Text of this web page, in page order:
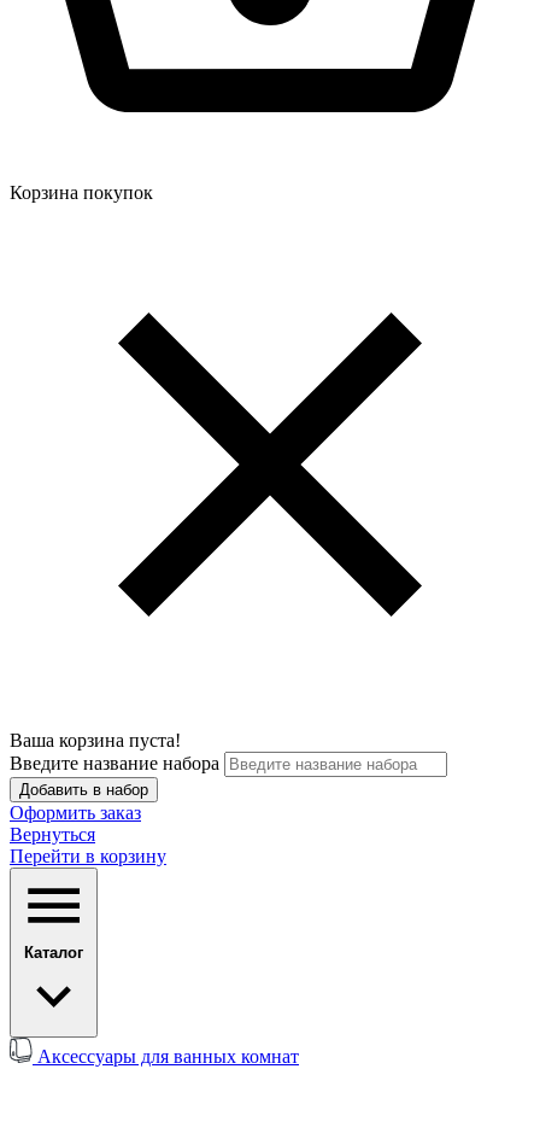
Корзина покупок
Ваша корзина пуста!
Введите название набора
Добавить в набор
Оформить заказ
Вернуться
Перейти в корзину
Каталог
Аксессуары для ванных комнат